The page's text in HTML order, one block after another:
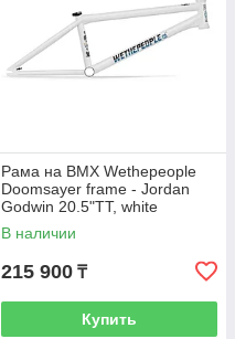
Рама на BMX Wethepeople
Doomsayer frame - Jordan
Godwin 20.5"TT, white
В наличии
215 900 ₸
Купить